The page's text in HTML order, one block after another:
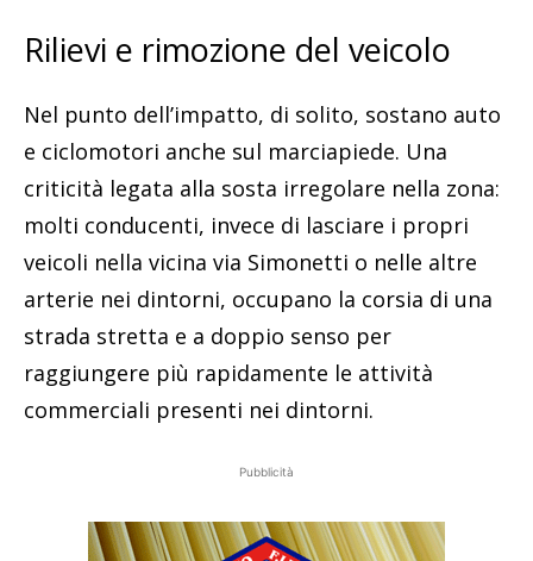
Rilievi e rimozione del veicolo
Nel punto dell’impatto, di solito, sostano auto
e ciclomotori anche sul marciapiede. Una
criticità legata alla sosta irregolare nella zona:
molti conducenti, invece di lasciare i propri
veicoli nella vicina via Simonetti o nelle altre
arterie nei dintorni, occupano la corsia di una
strada stretta e a doppio senso per
raggiungere più rapidamente le attività
commerciali presenti nei dintorni.
Pubblicità